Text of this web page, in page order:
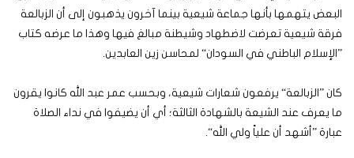
البعض يتهمها بأنها جماعة شيعية بينما آخرون يذهبون إلى أن الزبالعة
فرقة شيعية تعرضت لاضطهاد وشيطنة مبالغ فيها وهذا ما عرضه كتاب
”الإسلام الباطني في السودان“ لمحاسن زين العابدين.
كان ”الزبالعة“ يرفعون شعارات شيعية، وبحسب عمر عبد الله كانوا يقرون
ما يعرف عند الشيعة بالشهادة الثالثة؛ أي أن يضيفوا في نداء الصلاة
عبارة ”أشهد أن علياً ولي الله“.